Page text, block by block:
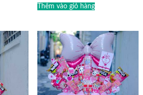
Thêm vào giỏ hàng